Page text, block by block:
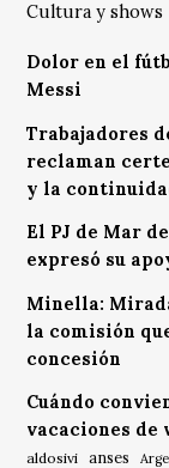
Cultura y shows
Dolor en el
Messi
Trabajadores
reclaman
y la
El PJ de Mar
expresó su
Minella:
la comisión
concesión
Cuándo
vacaciones de
aldosivi anses